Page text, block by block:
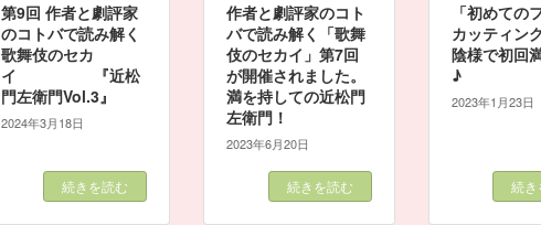
第9回 作者と劇評家
のコトバで読み解く
歌舞伎のセカ
イ 『近松
門左衛門Vol.3』
2024年3月18日
続きを読む
作者と劇評家のコト
バで読み解く「歌舞
伎のセカイ」第7回
が開催されました。
満を持しての近松門
左衛門！
2023年6月20日
続きを読む
「初めての
カッティン
陰様で初回
♪
2023年1月23日
続